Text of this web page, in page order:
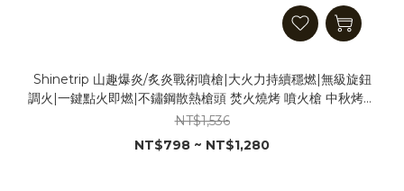
Shinetrip 山趣爆炎/炙炎戰術噴槍|大火力持續穩燃|無級旋鈕
調火|一鍵點火即燃|不鏽鋼散熱槍頭 焚火燒烤 噴火槍 中秋烤肉
生火
NT$1,536
NT$798 ~ NT$1,280